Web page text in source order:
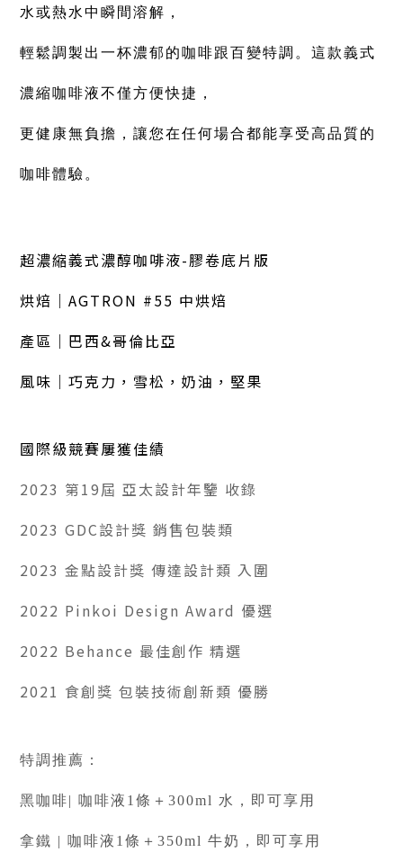
水或熱水中瞬間溶解，
輕鬆調製出一杯濃郁的咖啡跟百變特調。這款義式
濃縮咖啡液不僅方便快捷，
更健康無負擔， 讓您在任何場合都能享受高品質的
咖啡體驗。
超濃縮義式濃醇咖啡液-膠卷底片版
烘焙｜AGTRON #55 中烘焙
產區｜巴西&哥倫比亞
風味｜巧克力，雪松，奶油，堅果
國際級競賽屢獲佳績
2023 第19屆 亞太設計年鑒 收錄
2023 GDC設計獎 銷售包裝類
2023 金點設計獎 傳達設計類 入圍
2022 Pinkoi Design Award 優選
2022 Behance 最佳創作 精選
2021 食創獎 包裝技術創新類 優勝
特調推薦：
黑咖啡| 咖啡液1條＋300ml 水，即可享用
拿鐵 | 咖啡液1條＋350ml 牛奶，即可享用